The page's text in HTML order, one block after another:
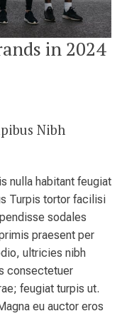
in 2024
Nibh
nulla habitant feugiat
Turpis tortor facilisi
sodales
praesent per
ultricies nibh
consectetuer
feugiat turpis ut.
eu auctor eros